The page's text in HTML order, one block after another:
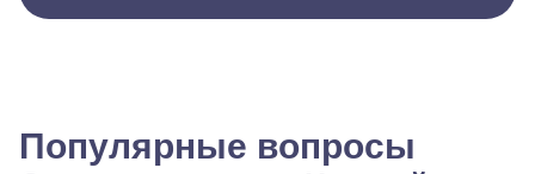
Популярные вопросы